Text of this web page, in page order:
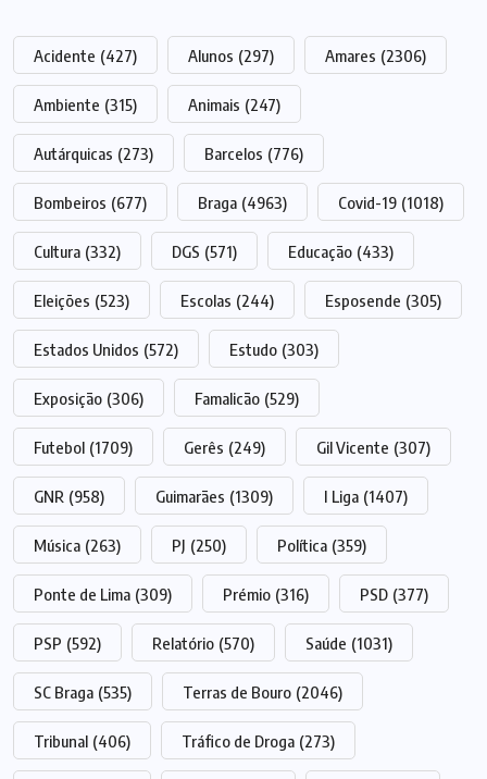
Acidente (427) Alunos (297) Amares (2306)
Ambiente (315) Animais (247)
Autárquicas (273) Barcelos (776)
Bombeiros (677) Braga (4963) Covid-19 (1018)
Cultura (332) DGS (571) Educação (433)
Eleições (523) Escolas (244) Esposende (305)
Estados Unidos (572) Estudo (303)
Exposição (306) Famalicão (529)
Futebol (1709) Gerês (249) Gil Vicente (307)
GNR (958) Guimarães (1309) I Liga (1407)
Música (263) PJ (250) Política (359)
Ponte de Lima (309) Prémio (316) PSD (377)
PSP (592) Relatório (570) Saúde (1031)
SC Braga (535) Terras de Bouro (2046)
Tribunal (406) Tráfico de Droga (273)